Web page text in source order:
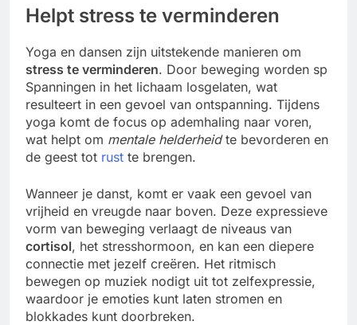
Helpt stress te verminderen
Yoga en dansen zijn uitstekende manieren om
stress te verminderen. Door beweging worden sp
Spanningen in het lichaam losgelaten, wat
resulteert in een gevoel van ontspanning. Tijdens
yoga komt de focus op ademhaling naar voren,
wat helpt om mentale helderheidte bevorderen en
de geest tot rust te brengen.
Wanneer je danst, komt er vaak een gevoel van
vrijheid en vreugde naar boven. Deze expressieve
vorm van beweging verlaagt de niveaus van
cortisol, het stresshormoon, en kan een diepere
connectie met jezelf creëren. Het ritmisch
bewegen op muziek nodigt uit tot zelfexpressie,
waardoor je emoties kunt laten stromen en
blokkades kunt doorbreken.